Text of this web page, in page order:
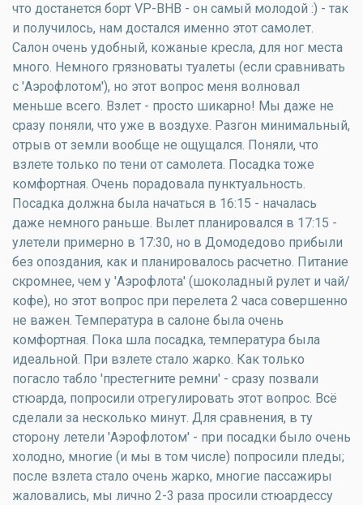
что достанется борт VP-BHB - он самый молодой :) - так
и получилось, нам достался именно этот самолет.
Салон очень удобный, кожаные кресла, для ног места
много. Немного грязноваты туалеты (если сравнивать
с 'Аэрофлотом'), но этот вопрос меня волновал
меньше всего. Взлет - просто шикарно! Мы даже не
сразу поняли, что уже в воздухе. Разгон минимальный,
отрыв от земли вообще не ощущался. Поняли, что
взлете только по тени от самолета. Посадка тоже
комфортная. Очень порадовала пунктуальность.
Посадка должна была начаться в 16:15 - началась
даже немного раньше. Вылет планировался в 17:15 -
улетели примерно в 17:30, но в Домодедово прибыли
без опоздания, как и планировалось расчетно. Питание
скромнее, чем у 'Аэрофлота' (шоколадный рулет и чай/
кофе), но этот вопрос при перелета 2 часа совершенно
не важен. Температура в салоне была очень
комфортная. Пока шла посадка, температура была
идеальной. При взлете стало жарко. Как только
погасло табло 'престегните ремни' - сразу позвали
стюарда, попросили отрегулировать этот вопрос. Всё
сделали за несколько минут. Для сравнения, в ту
сторону летели 'Аэрофлотом' - при посадки было очень
холодно, многие (и мы в том числе) попросили пледы;
после взлета стало очень жарко, многие пассажиры
жаловались, мы лично 2-3 раза просили стюардессу